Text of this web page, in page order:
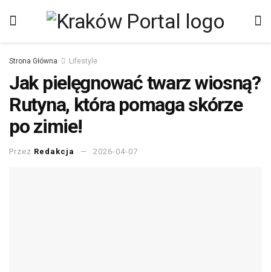
Strona Główna Lifestyle
Jak pielęgnować twarz wiosną?
Rutyna, która pomaga skórze
po zimie!
Przez Redakcja 2026-04-07